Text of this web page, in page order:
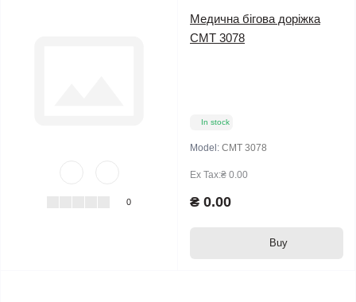
0
Медична бігова доріжка
CMT 3078
In stock
Model: CMT 3078
Ex Tax:₴ 0.00
₴ 0.00
Buy